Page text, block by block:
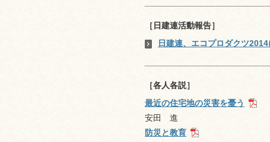
［日建連活動報告］
日建連、エコプロダクツ
［各人各説］
最近の住宅地の災害を憂う
安田 進
防災と教育